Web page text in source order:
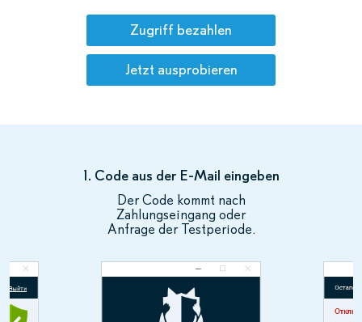
Zugriff bezahlen
Jetzt ausprobieren
1. Code aus der E-Mail eingeben
Der Code kommt nach
Zahlungseingang oder
Anfrage der Testperiode.